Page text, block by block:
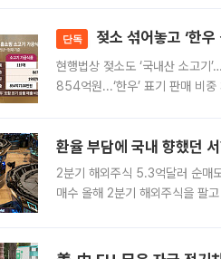
단독 젖소 섞어놓고 ‘한
현행법상 젖소도 ‘국내산 소고기
854억원...‘한우’ 표기 판매 비
환율 부담에 국내 향했던
2분기 해외주식 5.3억달러 순
매수 올해 2분기 해외주식을 팔